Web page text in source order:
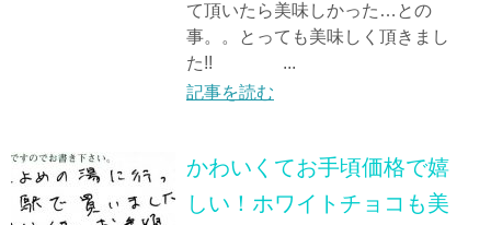
て頂いたら美味しかった…との
事。。とっても美味しく頂きまし
た!! ...
記事を読む
かわいくてお手頃価格で嬉
しい！ホワイトチョコも美